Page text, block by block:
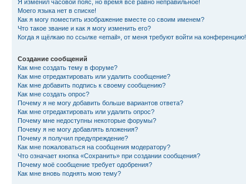
Я изменил часовой пояс, но время всё равно неправильное!
Моего языка нет в списке!
Как я могу поместить изображение вместе со своим именем?
Что такое звание и как я могу изменить его?
Когда я щёлкаю по ссылке «email», от меня требуют войти на конференцию!
Создание сообщений
Как мне создать тему в форуме?
Как мне отредактировать или удалить сообщение?
Как мне добавить подпись к своему сообщению?
Как мне создать опрос?
Почему я не могу добавить больше вариантов ответа?
Как мне отредактировать или удалить опрос?
Почему мне недоступны некоторые форумы?
Почему я не могу добавлять вложения?
Почему я получил предупреждение?
Как мне пожаловаться на сообщения модератору?
Что означает кнопка «Сохранить» при создании сообщения?
Почему моё сообщение требует одобрения?
Как мне вновь поднять мою тему?